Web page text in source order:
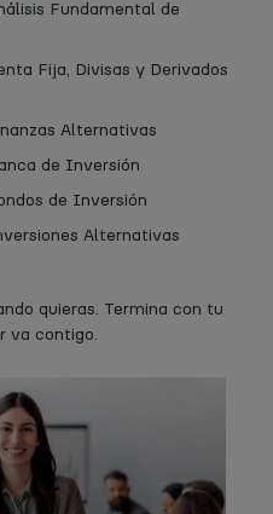
Fundamental de
Fija, Divisas y Derivados
Alternativas
de Inversión
de Inversión
Alternativas
quieras. Termina con tu
va contigo.